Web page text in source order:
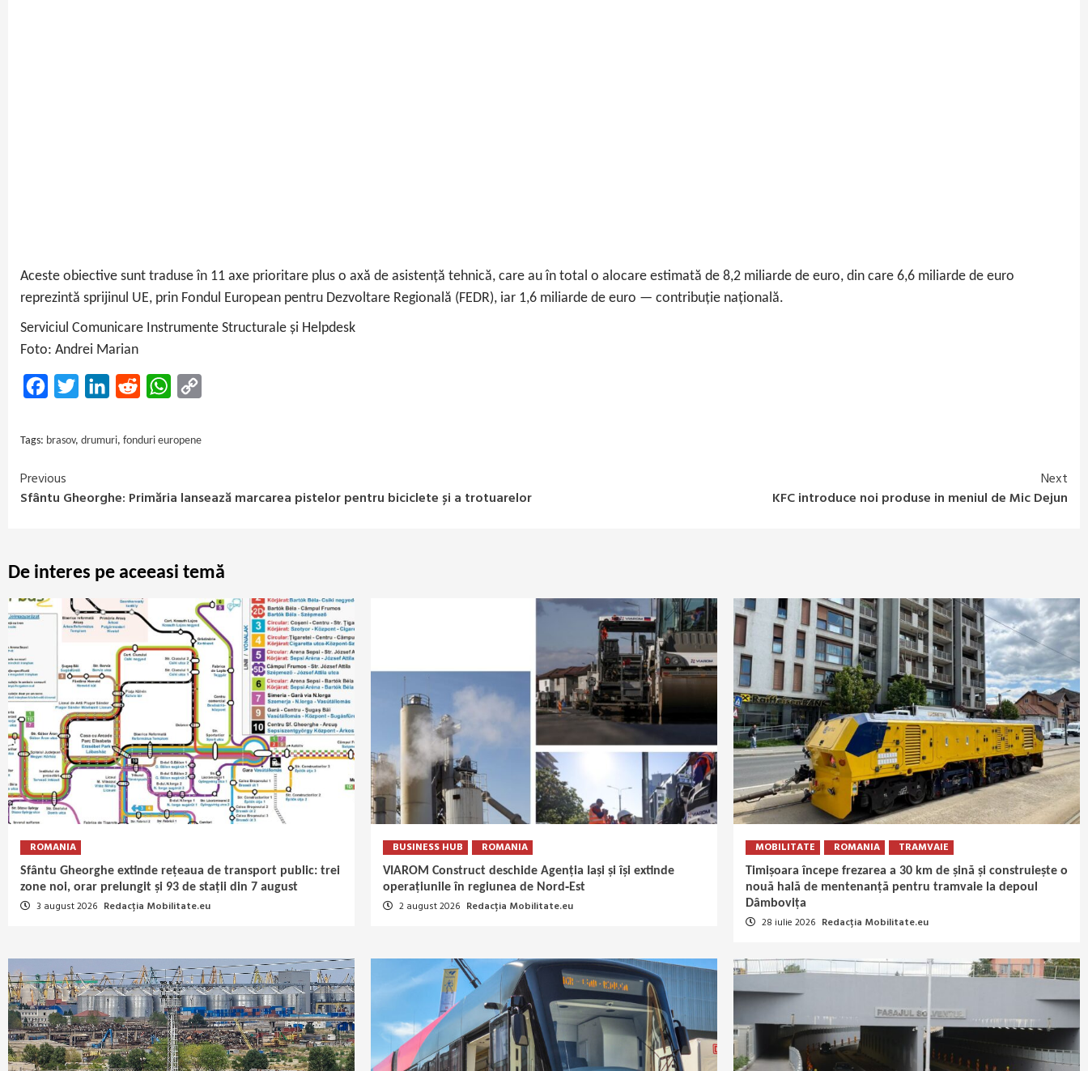
Aceste obiective sunt traduse în 11 axe prioritare plus o axă de asistență tehnică, care au în total o alocare estimată de 8,2 miliarde de euro, din care 6,6 miliarde de euro
reprezintă sprijinul UE, prin Fondul European pentru Dezvoltare Regională (FEDR), iar 1,6 miliarde de euro — contribuție națională.
Serviciul Comunicare Instrumente Structurale și Helpdesk
Foto: Andrei Marian
FacebookTwitter LinkedInReddit WhatsApp
Tags: brasov, drumuri, fonduri europene
Continue
Previous
Sfântu Gheorghe: Primăria lansează marcarea pistelor pentru biciclete și a trotuarelor
Next
KFC introduce noi produse in meniul de Mic Dejun
De interes pe aceeasi temă
ROMANIA
Sfântu Gheorghe extinde rețeaua de transport public: trei
zone noi, orar prelungit și 93 de stații din 7 august
3 august 2026 Redacția Mobilitate.eu
BUSINESS HUB ROMANIA
VIAROM Construct deschide Agenția Iași și își extinde
operațiunile în regiunea de Nord‑Est
2 august 2026 Redacția Mobilitate.eu
MOBILITATE ROMANIA TRAMVAIE
Timișoara începe frezarea a 30 km de șină și construiește o
nouă hală de mentenanță pentru tramvaie la depoul
Dâmbovița
28 iulie 2026 Redacția Mobilitate.eu